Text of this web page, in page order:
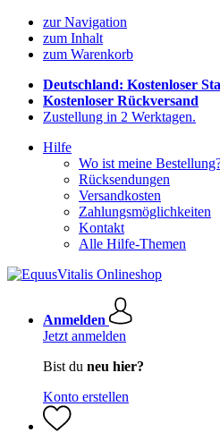
zur Navigation
zum Inhalt
zum Warenkorb
Deutschland: Kostenloser
Kostenloser Rückversand
Zustellung in 2 Werktagen.
Hilfe
Wo ist meine
Rücksendungen
Versandkosten
Zahlungsmöglichkeiten
Kontakt
Alle Hilfe-Themen
Anmelden
Jetzt anmelden
Bist du neu hier?
Konto erstellen